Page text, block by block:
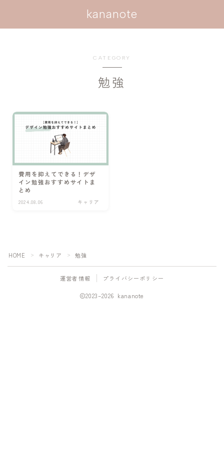
kananote
CATEGORY
勉強
費用を抑えてできる！デザ
イン勉強おすすめサイトま
とめ
2024.08.06 キャリア
HOME ＞ キャリア ＞ 勉強
運営者情報 プライバシーポリシー
2023–2026 kananote